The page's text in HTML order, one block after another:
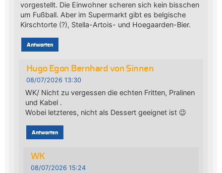
vorgestellt. Die Einwohner scheren sich kein bisschen
um Fußball. Aber im Supermarkt gibt es belgische
Kirschtorte (?), Stella-Artois- und Hoegaarden-Bier.
Antworten
Hugo Egon Bernhard von Sinnen
08/07/2026 13:30
WK/ Nicht zu vergessen die echten Fritten, Pralinen
und Kabel .
Wobei letzteres, nicht als Dessert geeignet ist 😉
Antworten
WK
08/07/2026 15:24